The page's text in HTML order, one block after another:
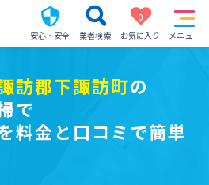
安心・安全 業者検索
0
お気に入り
メニュー
訪郡下諏訪町の
で
料金と口コミで簡単